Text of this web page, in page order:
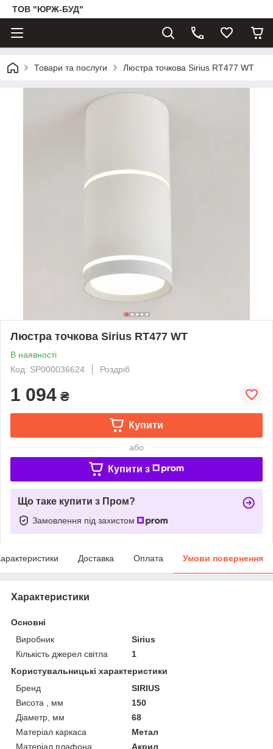
ТОВ "ЮРЖ-БУД"
Товари та послуги Люстра точкова Sirius RT477 WT
Люстра точкова Sirius RT477 WT
В наявності
Код: SP000036624
Роздріб
1 094 ₴
Купити
або
Купити з
Що таке купити з Пром?
Замовлення під захистом
Доставка Оплата Умови повернення
Характеристики
Основні
Виробник
Sirius
Кількість джерел світла
1
Користувальницькі характеристики
Бренд
SIRIUS
Висота , мм
150
Діаметр, мм
68
Матеріал каркаса
Метал
Матеріал плафона
Акрил